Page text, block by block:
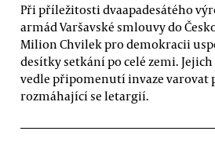
Při příležitosti dvaapadesátého
armád Varšavské smlouvy do
Milion Chvilek pro demokracii
desítky setkání po celé zemi.
vedle připomenutí invaze varovat
rozmáhající se letargií.